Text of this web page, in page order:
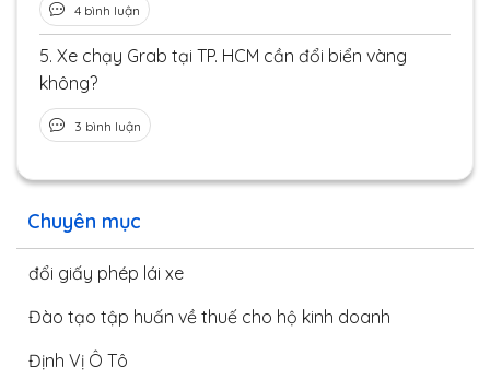
Chuyên mục
đổi giấy phép lái xe
Đào tạo tập huấn về thuế cho hộ kinh doanh
Định Vị Ô Tô
4 bình luận
5. Xe chạy Grab tại TP. HCM cần đổi biển vàng
không?
3 bình luận